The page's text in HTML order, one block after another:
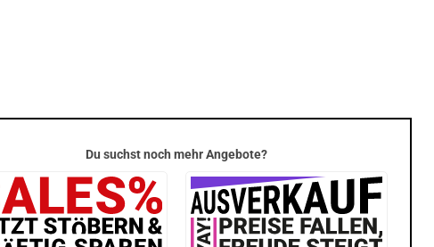
Du suchst noch mehr Angebote?